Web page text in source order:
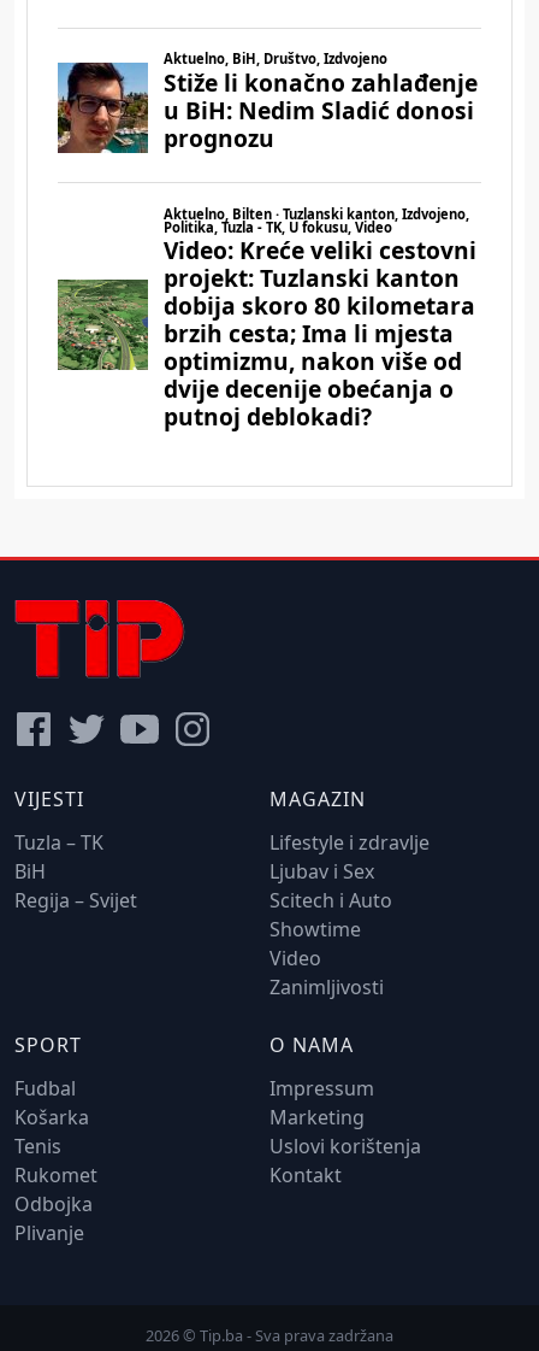
VIJESTI
Tuzla – TK
BiH
Regija – Svijet
MAGAZIN
Lifestyle i zdravlje
Ljubav i Sex
Scitech i Auto
Showtime
Video
Zanimljivosti
SPORT
Fudbal
Košarka
Tenis
Rukomet
Odbojka
Plivanje
O NAMA
Impressum
Marketing
Uslovi korištenja
Kontakt
2026 © Tip.ba - Sva prava zadržana